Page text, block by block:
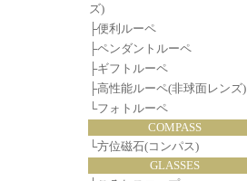
ズ)
├便利ルーペ
├ペンダントルーペ
├ギフトルーペ
├高性能ルーペ(非球面レンズ)
└フォトルーペ
COMPASS
└方位磁石(コンパス)
GLASSES